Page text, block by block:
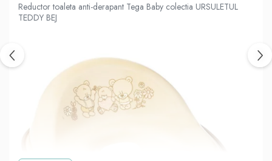
Reductor toaleta anti-derapant Tega Baby colectia URSULETUL
TEDDY BEJ